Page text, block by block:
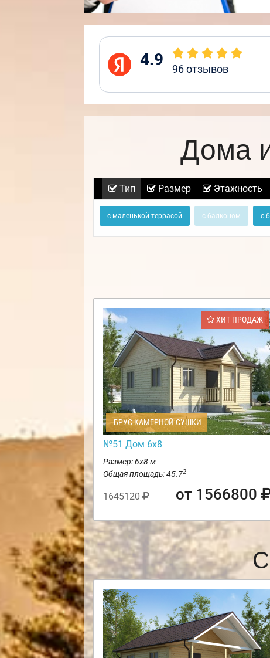
4.9 96отзывов
Дома
Тип Размер Этажность
с маленькой террасой с балконом с
ХИТ ПРОДАЖ
БРУС КАМЕРНОЙ СУШКИ
№51 Дом 6х8
Размер: 6х8 м
Общая площадь: 45.72
1645120 от 1566800